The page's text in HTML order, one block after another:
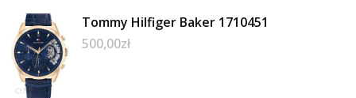
Tommy Hilfiger Baker 1710451
500,00zł